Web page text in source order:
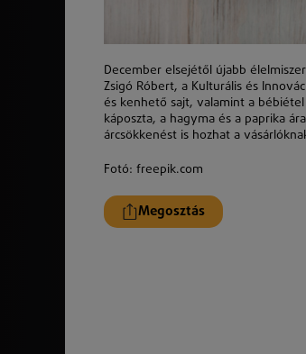
December elsejétől újabb
Zsigó Róbert, a Kulturális és
és kenhető sajt, valamint a bébiétel
káposzta, a hagyma és a paprika
árcsökkenést is hozhat a
Fotó: freepik.com
Megosztás